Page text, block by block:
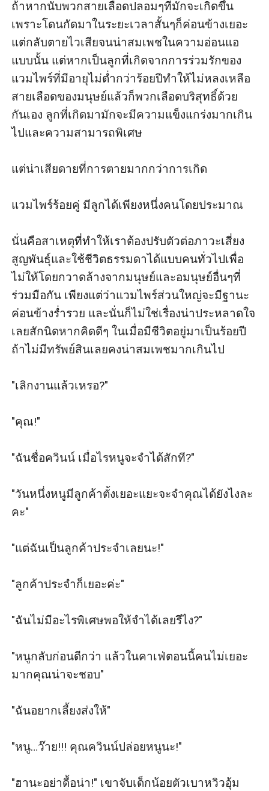
ถ้าหากนับพวกสายเลือดปลอมๆที่มักจะเกิดขึ้น
เพราะโดนกัดมาในระยะเวลาสั้นๆก็ค่อนข้างเยอะ
แต่กลับตายไวเสียจนน่าสมเพชในความอ่อนแอ
แบบนั้น แต่หากเป็นลูกที่เกิดจากการร่วมรักของ
แวมไพร์ที่มีอายุไม่ต่ำกว่าร้อยปีทำให้ไม่หลงเหลือ
สายเลือดของมนุษย์แล้วก็พวกเลือดบริสุทธิ์ด้วย
กันเอง ลูกที่เกิดมามักจะมีความแข็งแกร่งมากเกิน
ไปและความสามารถพิเศษ
แต่น่าเสียดายที่การตายมากกว่าการเกิด
แวมไพร์ร้อยคู่ มีลูกได้เพียงหนึ่งคนโดยประมาณ
นั่นคือสาเหตุที่ทำให้เราต้องปรับตัวต่อภาวะเสี่ยง
สูญพันธุ์และใช้ชีวิตธรรมดาได้แบบคนทั่วไปเพื่อ
ไม่ให้โดยกวาดล้างจากมนุษย์และอมนุษย์อื่นๆที่
ร่วมมือกัน เพียงแต่ว่าแวมไพร์ส่วนใหญ่จะมีฐานะ
ค่อนข้างร่ำรวย และนั่นก็ไม่ใช่เรื่องน่าประหลาดใจ
เลยสักนิดหากคิดดีๆ ในเมื่อมีชีวิตอยู่มาเป็นร้อยปี
ถ้าไม่มีทรัพย์สินเลยคงน่าสมเพชมากเกินไป
"เลิกงานแล้วเหรอ?"
"คุณ!"
"ฉันชื่อควินน์ เมื่อไรหนูจะจำได้สักที?"
"วันหนึ่งหนูมีลูกค้าตั้งเยอะแยะจะจำคุณได้ยังไงละ
คะ"
"แต่ฉันเป็นลูกค้าประจำเลยนะ!"
"ลูกค้าประจำก็เยอะค่ะ"
"ฉันไม่มีอะไรพิเศษพอให้จำได้เลยรึไง?"
"หนูกลับก่อนดีกว่า แล้วในคาเฟ่ตอนนี้คนไม่เยอะ
มากคุณน่าจะชอบ"
"ฉันอยากเลี้ยงส่งให้"
"หนู…ว๊าย!!! คุณควินน์ปล่อยหนูนะ!"
"ฮานะอย่าดื้อน่า!" เขาจับเด็กน้อยตัวเบาหวิวอุ้ม